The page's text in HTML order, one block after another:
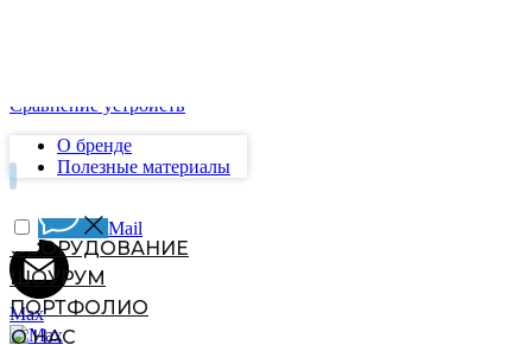
Сравнение устройств
О бренде
Полезные материалы
Mail
Max